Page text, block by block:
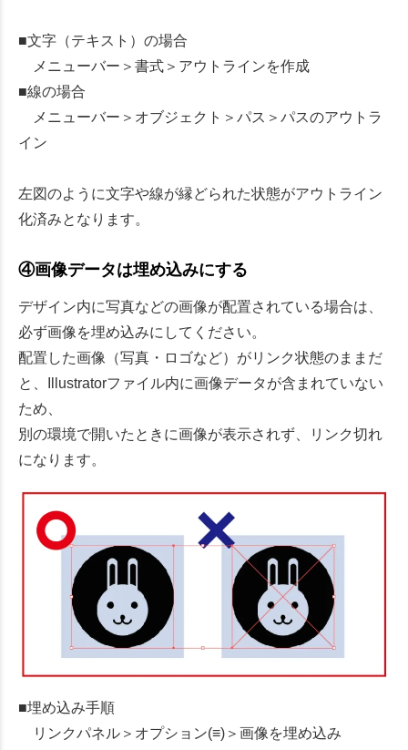
■文字（テキスト）の場合
メニューバー＞書式＞アウトラインを作成
■線の場合
メニューバー＞オブジェクト＞パス＞パスのアウトラ
イン
左図のように文字や線が縁どられた状態がアウトライン
化済みとなります。
④画像データは埋め込みにする
デザイン内に写真などの画像が配置されている場合は、
必ず画像を埋め込みにしてください。
配置した画像（写真・ロゴなど）がリンク状態のままだ
と、Illustratorファイル内に画像データが含まれていない
ため、
別の環境で開いたときに画像が表示されず、リンク切れ
になります。
■埋め込み手順
リンクパネル＞オプション(≡)＞画像を埋め込み